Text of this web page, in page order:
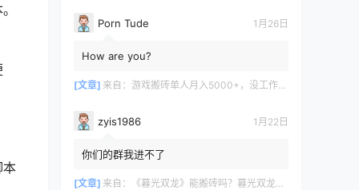
本
Porn Tude 1月26日
How are you?
[文章] 来自： 游戏搬砖单人月入5000+，没工作在家一个人就能做
zyis1986 1月22日
你们的群我进不了
[文章] 来自： 《暮光双龙》能搬砖吗？暮光双龙搬砖攻略教程